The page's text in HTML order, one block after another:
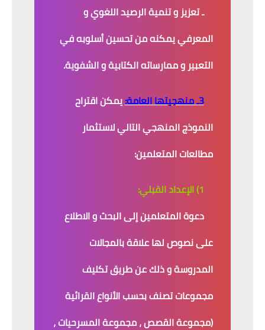
ـ تعزيز و تنمية الرصيد اللغوي و
المعرفي يمكنه من تحسين أسلوبه في
التعبير و ممارساته الكتابية و الشفوية.
3ـ منهجيتها العامة:
يمكن اقتراح
النموذج المنهجي التالي لاستثمار
مطالعات المتعلمين:
1) الإعداد القبلي:
دعوة المتعلمين إلى البحث و الاطلاع
على نصوص لها علاقة بالمجالات
المدروسة و ذلك عن طريق تكليف
مجموعات تصنف بحسب الأنواع القرائية
(مجموعة القصص ، مجموعة المسرحيات ،